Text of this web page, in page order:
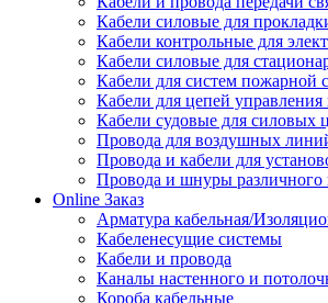
Кабели силовые для
Кабели контрольные для
Кабели силовые для
Кабели для систем пожарной
Кабели для цепей управления
Кабели судовые для силовых
Провода для воздушных
Провода и кабели для
Провода и шнуры различного
Online Заказ
Арматура кабельная/
Кабеленесущие системы
Кабели и провода
Каналы настенного и
Короба кабельные